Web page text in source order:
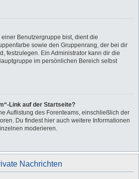
Benutzergruppe bist, dient die
sowie den Gruppenrang, der bei dir
festzulegen. Ein Administrator kann dir die
im persönlichen Bereich selbst
Link auf der Startseite?
Auflistung des Forenteams, einschließlich der
Du findest hier auch weitere Informationen
moderieren.
Nachrichten